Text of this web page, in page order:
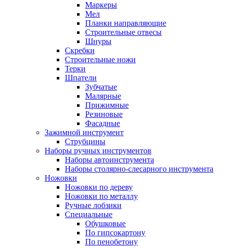
Маркеры
Мел
Планки направляющие
Строительные отвесы
Шнуры
Скребки
Строительные ножи
Терки
Шпатели
Зубчатые
Малярные
Прижимные
Резиновые
Фасадные
Зажимной инструмент
Струбцины
Наборы ручных инструментов
Наборы автоинструмента
Наборы столярно-слесарного инструмента
Ножовки
Ножовки по дереву
Ножовки по металлу
Ручные лобзики
Специальные
Обушковые
По гипсокартону
По пенобетону